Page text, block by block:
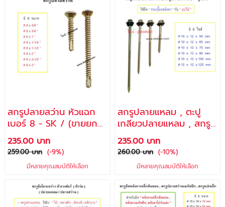
สกรูปลายสว่าน หัวแฉก
เบอร์ 8 - SK / (ขายยก
กล่อง)
235.00 บาท
259.00 บาท (-9%)
มีหลายคุณสมบัติให้เลือก
สกรูปลายแหลม , ตะปู
เกลียวปลายแหลม , สกรู
งานไม้ ,หัว 6 เหลี่ยมมีปีก
พร้อมลูกยางกันซึม ใช้ยึด
กระเบื้องหลังคา / Made
in THAILAND
235.00 บาท
260.00 บาท (-10%)
มีหลายคุณสมบัติให้เลือก